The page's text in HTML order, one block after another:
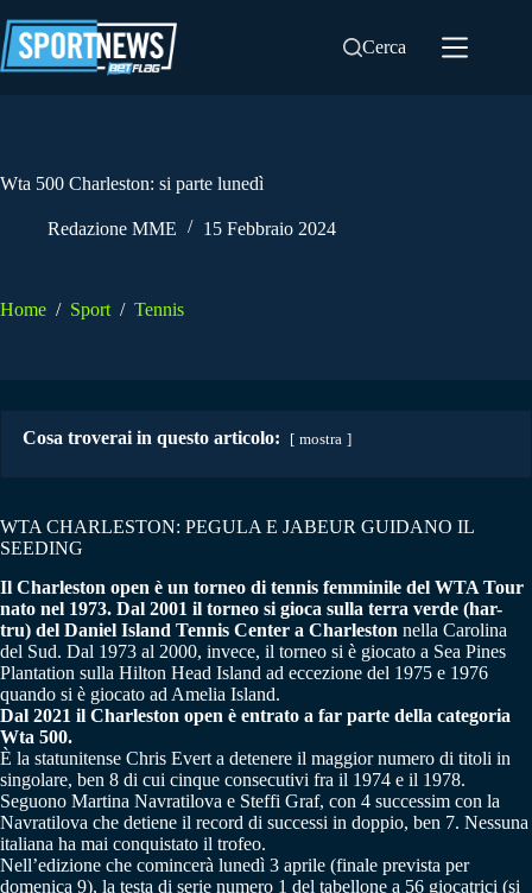
al
contenuto
Cerca
Wta 500 Charleston: si parte lunedì
Redazione MME 15 Febbraio 2024
Home / Sport / Tennis
Cosa troverai in questo articolo: mostra
WTA CHARLESTON: PEGULA E JABEUR GUIDANO IL
SEEDING
Il Charleston open è un torneo di tennis femminile del WTA Tour
nato nel 1973. Dal 2001 il torneo si gioca sulla terra verde (har-
tru) del Daniel Island Tennis Center a Charleston nella Carolina
del Sud. Dal 1973 al 2000, invece, il torneo si è giocato a Sea Pines
Plantation sulla Hilton Head Island ad eccezione del 1975 e 1976
quando si è giocato ad Amelia Island.
Dal 2021 il Charleston open è entrato a far parte della categoria
Wta 500.
È la statunitense Chris Evert a detenere il maggior numero di titoli in
singolare, ben 8 di cui cinque consecutivi fra il 1974 e il 1978.
Seguono Martina Navratilova e Steffi Graf, con 4 successim con la
Navratilova che detiene il record di successi in doppio, ben 7. Nessuna
italiana ha mai conquistato il trofeo.
Nell’edizione che comincerà lunedì 3 aprile (finale prevista per
domenica 9), la testa di serie numero 1 del tabellone a 56 giocatrici (si